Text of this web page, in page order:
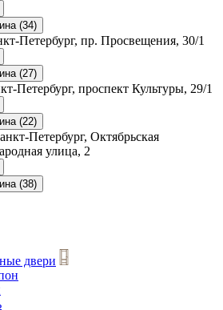
(34)
Петербург, пр. Просвещения, 30/1
(27)
Петербург, проспект Культуры, 29/1
(22)
Петербург, Октябрьская
улица, 2
(38)
двери